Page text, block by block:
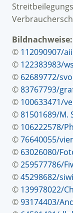
Bildnachweise:
© 112090907/
© 122383983/
© 62689772/
©83767793/
© 100633471/
©81501689/M.
© 106222578/
©76640055/
© 63026080/
©259577786/
©45298682/
© 139978022/
©93174403/